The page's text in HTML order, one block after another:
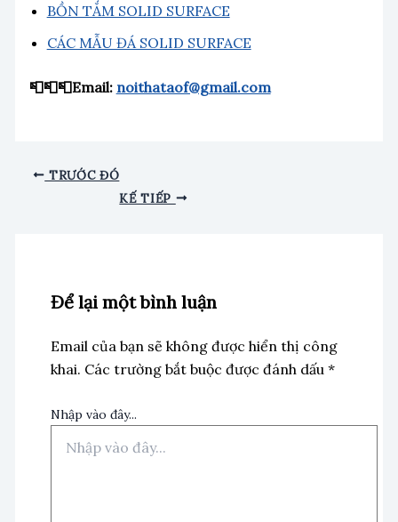
BỒN TẮM SOLID SURFACE
CÁC MẪU ĐÁ SOLID SURFACE
📮📮📮Email: noithataof@gmail.com
TRƯỚC ĐÓ
KẾ TIẾP
Để lại một bình luận
Email của bạn sẽ không được hiển thị công
khai. Các trường bắt buộc được đánh dấu *
Nhập vào đây...